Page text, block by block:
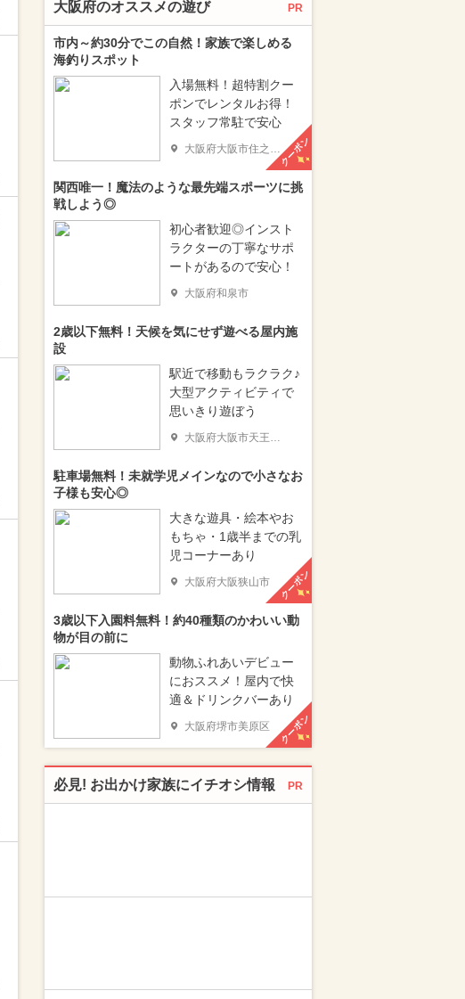
大阪府のオススメの遊び PR
市内～約30分でこの自然！家族で楽しめる
海釣りスポット
入場無料！超特割クー
ポンでレンタルお得！
スタッフ常駐で安心
大阪府大阪市住之江区 クーポン
関西唯一！魔法のような最先端スポーツに挑
戦しよう◎
初心者歓迎◎インスト
ラクターの丁寧なサポ
ートがあるので安心！
大阪府和泉市
2歳以下無料！天候を気にせず遊べる屋内施
設
駅近で移動もラクラク♪
大型アクティビティで
思いきり遊ぼう
大阪府大阪市天王寺区
駐車場無料！未就学児メインなので小さなお
子様も安心◎
大きな遊具・絵本やお
もちゃ・1歳半までの乳
児コーナーあり
大阪府大阪狭山市 クーポン
3歳以下入園料無料！約40種類のかわいい動
物が目の前に
動物ふれあいデビュー
におススメ！屋内で快
適＆ドリンクバーあり
大阪府堺市美原区 クーポン
必見! お出かけ家族にイチオシ情報 PR